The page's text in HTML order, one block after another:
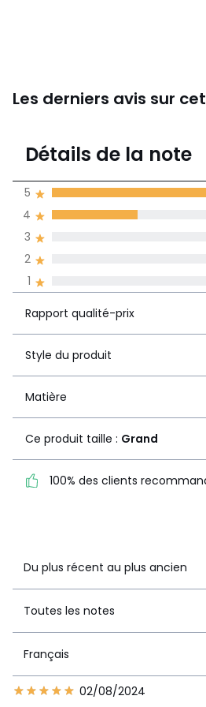
Les derniers avis sur
4,7
dans
1 0
2
3 0
4
5
Ce
Détails de la note
1
2
3
4
5
Rapport qualité-prix
Style du produit
Matière
Ce produit taille : Grand
100% des clients
Du plus récent au plus ancien
Toutes les notes
Français
02/08/2024